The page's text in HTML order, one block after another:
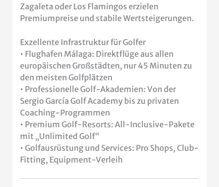
Zagaleta oder Los Flamingos erzielen
Premiumpreise und stabile Wertsteigerungen.
Exzellente Infrastruktur für Golfer
• Flughafen Málaga: Direktflüge aus allen
europäischen Großstädten, nur 45 Minuten zu
den meisten Golfplätzen
• Professionelle Golf-Akademien: Von der
Sergio García Golf Academy bis zu privaten
Coaching-Programmen
• Premium Golf-Resorts: All-Inclusive-Pakete
mit „Unlimited Golf“
• Golfausrüstung und Services: Pro Shops, Club-
Fitting, Equipment-Verleih